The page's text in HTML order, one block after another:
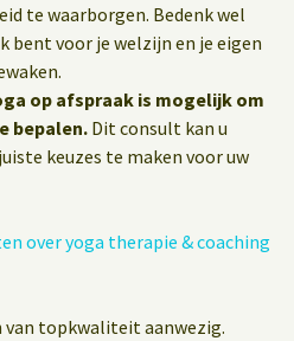
te waarborgen. Bedenk wel
voor je welzijn en je eigen
op afspraak is mogelijk om
bepalen. Dit consult kan u
keuzes te maken voor uw
over yoga therapie & coaching
topkwaliteit aanwezig.